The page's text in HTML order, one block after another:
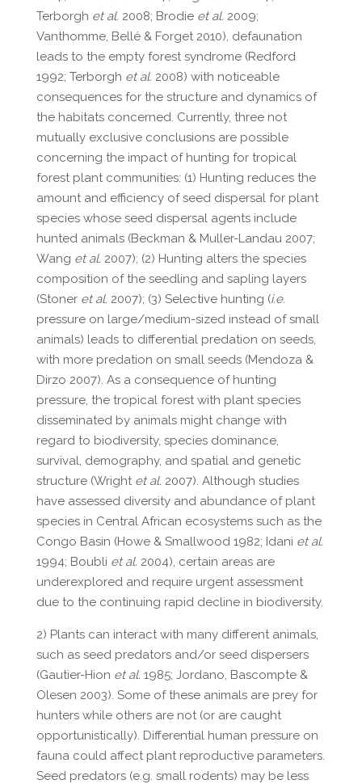
Terborgh et al. 2008; Brodieet al. 2009;
Vanthomme, Bellé & Forget 2010), defaunation
leads to the empty forest syndrome (Redford
1992; Terborgh et al. 2008) with noticeable
consequences for the structure and dynamics of
the habitats concerned. Currently, three not
mutually exclusive conclusions are possible
concerning the impact of hunting for tropical
forest plant communities: (1) Hunting reduces the
amount and efficiency of seed dispersal for plant
species whose seed dispersal agents include
hunted animals (Beckman & Muller-Landau 2007;
Wang et al. 2007); (2) Hunting alters the species
composition of the seedling and sapling layers
(Stoner et al. 2007); (3) Selective hunting (i.e.
pressure on large/medium-sized instead of small
animals) leads to differential predation on seeds,
with more predation on small seeds (Mendoza &
Dirzo 2007). As a consequence of hunting
pressure, the tropical forest with plant species
disseminated by animals might change with
regard to biodiversity, species dominance,
survival, demography, and spatial and genetic
structure (Wright et al. 2007). Although studies
have assessed diversity and abundance of plant
species in Central African ecosystems such as the
Congo Basin (Howe & Smallwood 1982; Idani et al.
1994; Boubli et al. 2004), certain areas are
underexplored and require urgent assessment
due to the continuing rapid decline in biodiversity.
2) Plants can interact with many different animals,
such as seed predators and/or seed dispersers
(Gautier-Hion et al. 1985; Jordano, Bascompte &
Olesen 2003). Some of these animals are prey for
hunters while others are not (or are caught
opportunistically). Differential human pressure on
fauna could affect plant reproductive parameters.
Seed predators (e.g. small rodents) may be less